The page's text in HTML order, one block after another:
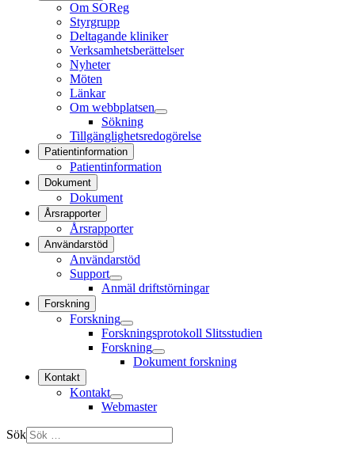
Om SOReg
Styrgrupp
Deltagande kliniker
Verksamhetsberättelser
Nyheter
Möten
Länkar
Om webbplatsen
Sökning
Tillgänglighetsredogörelse
Patientinformation
Patientinformation
Dokument
Dokument
Årsrapporter
Årsrapporter
Användarstöd
Användarstöd
Support
Anmäl driftstörningar
Forskning
Forskning
Forskningsprotokoll Slitsstudien
Forskning
Dokument forskning
Kontakt
Kontakt
Webmaster
Sök